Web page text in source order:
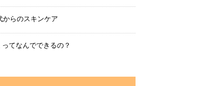
からのスキンケア
ってなんでできるの？